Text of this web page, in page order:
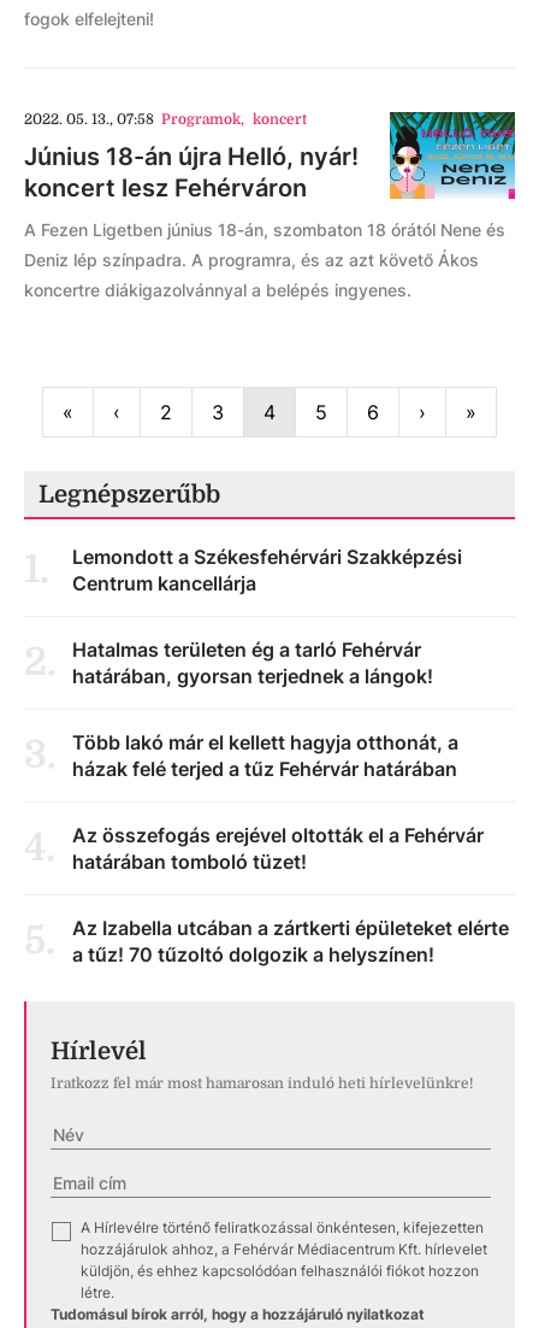
fogok elfelejteni!
2022. 05. 13., 07:58 Programok, koncert
Június 18-án újra Helló, nyár!
koncert lesz Fehérváron
A Fezen Ligetben június 18-án, szombaton 18 órától Nene és
Deniz lép színpadra. A programra, és az azt követő Ákos
koncertre diákigazolvánnyal a belépés ingyenes.
« ‹ Previous
2 3 4 5 6 › Next»
Legnépszerűbb
1.
Lemondott a Székesfehérvári Szakképzési
Centrum kancellárja
2.
Hatalmas területen ég a tarló Fehérvár
határában, gyorsan terjednek a lángok!
3.
Több lakó már el kellett hagyja otthonát, a
házak felé terjed a tűz Fehérvár határában
4.
Az összefogás erejével oltották el a Fehérvár
határában tomboló tüzet!
5.
Az Izabella utcában a zártkerti épületeket elérte
a tűz! 70 tűzoltó dolgozik a helyszínen!
Hírlevél
Iratkozz fel már most hamarosan induló heti hírlevelünkre!
A Hírlevélre történő feliratkozással önkéntesen, kifejezetten
hozzájárulok ahhoz, a Fehérvár Médiacentrum Kft. hírlevelet
küldjön, és ehhez kapcsolódóan felhasználói fiókot hozzon
létre.
Tudomásul bírok arról, hogy a hozzájáruló nyilatkozat